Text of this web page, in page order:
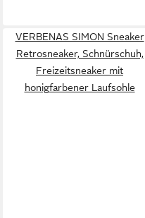
VERBENAS SIMON Sneaker
Retrosneaker, Schnürschuh,
Freizeitsneaker mit
honigfarbener Laufsohle